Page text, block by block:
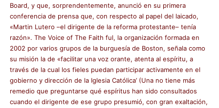
Board, y que, sorprendentemente, anunció en su primera
conferencia de prensa que, con respecto al papel del laicado,
«Martin Lutero –el dirigente de la reforma protestante– tenía
razón». The Voice of The Faith ful, la organización formada en
2002 por varios grupos de la burguesía de Boston, señala como
su misión la de «facilitar una voz orante, atenta al espíritu, a
través de la cual los fieles puedan participar activamente en el
gobierno y dirección de la Iglesia Católica’ (Una no tiene más
remedio que preguntarse qué espíritus han sido consultados
cuando el dirigente de ese grupo presumió, con gran exaltación,